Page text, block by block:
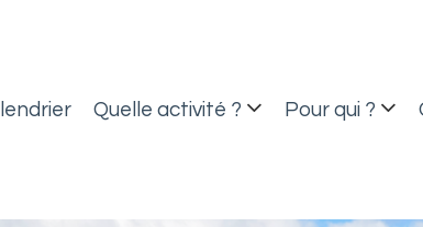
Quelle activité ? Pour qui ?